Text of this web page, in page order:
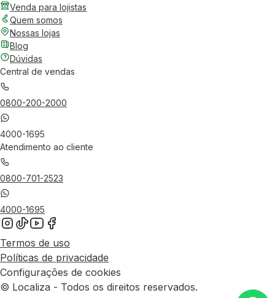
Venda para lojistas
Quem somos
Nossas lojas
Blog
Dúvidas
Central de vendas
0800-200-2000
4000-1695
Atendimento ao cliente
0800-701-2523
4000-1695
Termos de uso
Políticas de privacidade
Configurações de cookies
© Localiza - Todos os direitos reservados.